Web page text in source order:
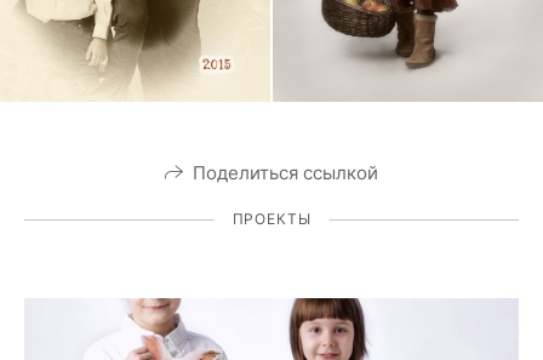
Поделиться ссылкой
ПРОЕКТЫ